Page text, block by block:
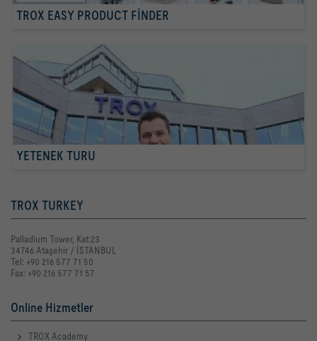
TROX EASY PRODUCT FINDER
YETENEK TURU
TROX TURKEY
Palladium Tower, Kat:23
34746 Ataşehir / İSTANBUL
Tel: +90 216 577 71 50
Fax: +90 216 577 71 57
Online Hizmetler
TROX Academy